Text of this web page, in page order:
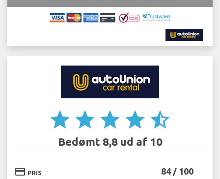
star star star star star_half
Bedømt 8,8 ud af 10
credit_card PRIS 84 / 100